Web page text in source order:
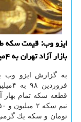
بازار آزاد تهران به ۴میلیون و ۸۹۵ هزار تومان رسید.